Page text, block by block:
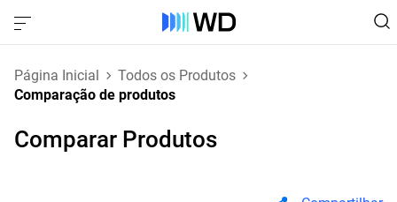
Página Inicial
Todos os Produtos
Comparação de produtos
Comparar Produtos